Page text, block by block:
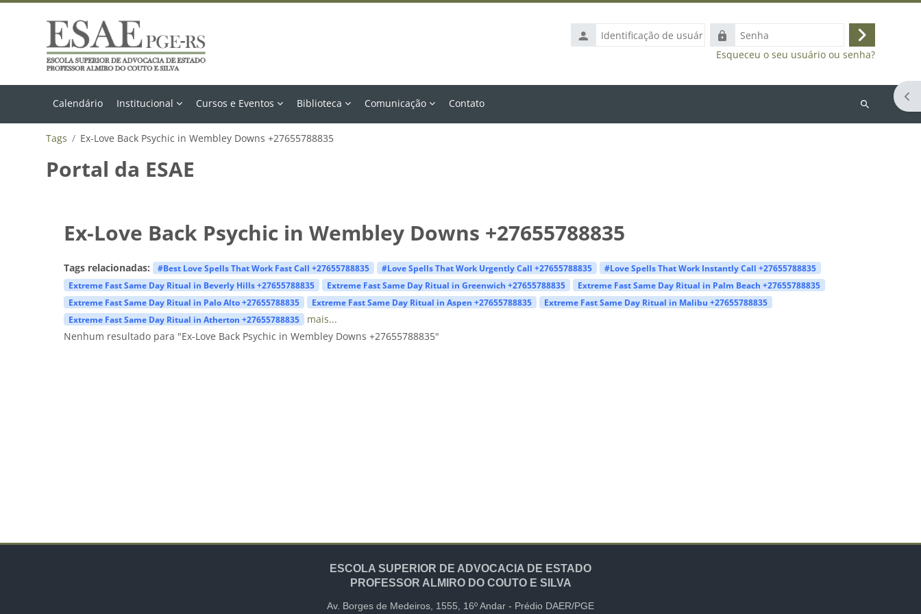
Identificação
de
Senha
Acessar
Esqueceu o seu usuário ou senha?
Calendário Institucional Cursos e Eventos Biblioteca Comunicação Contato
Buscar
Tags Ex-Love Back Psychic in Wembley Downs +27655788835
Portal da ESAE
Ex-Love Back Psychic in Wembley Downs +27655788835
Tags relacionadas: #Best Love Spells That Work Fast Call +27655788835 #Love Spells That Work Urgently Call +27655788835
#Love Spells That Work Instantly Call +27655788835
Extreme Fast Same Day Ritual in Beverly Hills +27655788835
Extreme Fast Same Day Ritual in Greenwich +27655788835
Extreme Fast Same Day Ritual in Palm Beach +27655788835
Extreme Fast Same Day Ritual in Palo Alto +27655788835
Extreme Fast Same Day Ritual in Aspen +27655788835
Extreme Fast Same Day Ritual in Malibu +27655788835
Extreme Fast Same Day Ritual in Atherton +27655788835
mais...
Nenhum resultado para "Ex-Love Back Psychic in Wembley Downs +27655788835"
ESCOLA SUPERIOR DE ADVOCACIA DE ESTADO
PROFESSOR ALMIRO DO COUTO E SILVA
Av. Borges de Medeiros, 1555, 16º Andar - Prédio DAER/PGE